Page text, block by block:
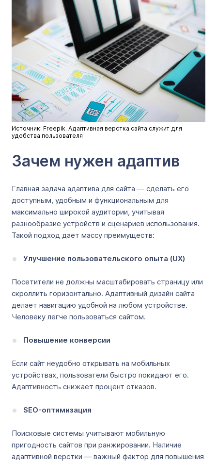
Источник: Freepik. Адаптивная верстка сайта служит для
удобства пользователя
Зачем нужен адаптив
Главная задача адаптива для сайта — сделать его
доступным, удобным и функциональным для
максимально широкой аудитории, учитывая
разнообразие устройств и сценариев использования.
Такой подход дает массу преимуществ:
Улучшение пользовательского опыта (UX)
Посетители не должны масштабировать страницу или
скроллить горизонтально. Адаптивный дизайн сайта
делает навигацию удобной на любом устройстве.
Человеку легче пользоваться сайтом.
Повышение конверсии
Если сайт неудобно открывать на мобильных
устройствах, пользователи быстро покидают его.
Адаптивность снижает процент отказов.
SEO-оптимизация
Поисковые системы учитывают мобильную
пригодность сайтов при ранжировании. Наличие
адаптивной верстки — важный фактор для повышения